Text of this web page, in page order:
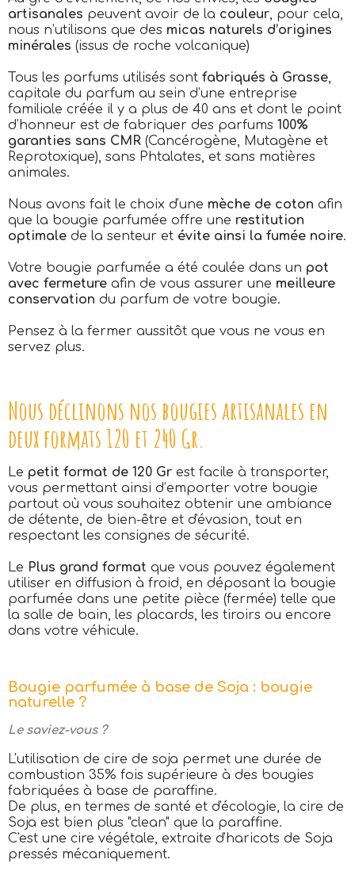
artisanales peuvent avoir de la couleur, pour cela,
nous n’utilisons que des micas naturels d’origines
minérales (issus de roche volcanique)
Tous les parfums utilisés sont fabriqués à Grasse,
capitale du parfum au sein d’une entreprise
familiale créée il y a plus de 40 ans et dont le point
d’honneur est de fabriquer des parfums 100%
garanties sans CMR (Cancérogène, Mutagène et
Reprotoxique), sans Phtalates, et sans matières
animales.
Nous avons fait le choix d'une mèche de coton afin
que la bougie parfumée offre une restitution
optimale de la senteur et évite ainsi la fumée noire.
Votre bougie parfumée a été coulée dans un pot
avec fermeture afin de vous assurer une meilleure
conservation du parfum de votre bougie.
Pensez à la fermer aussitôt que vous ne vous en
servez plus.
Nous déclinons nos bougies artisanales en
deux formats 120 et 240 Gr.
Le petit format de 120 Gr est facile à transporter,
vous permettant ainsi d’emporter votre bougie
partout où vous souhaitez obtenir une ambiance
de détente, de bien-être et d'évasion, tout en
respectant les consignes de sécurité.
Le Plus grand format que vous pouvez également
utiliser en diffusion à froid, en déposant la bougie
parfumée dans une petite pièce (fermée) telle que
la salle de bain, les placards, les tiroirs ou encore
dans votre véhicule.
Bougie parfumée à base de Soja : bougie
naturelle ?
Le saviez-vous ?
L'utilisation de cire de soja permet une durée de
combustion 35% fois supérieure à des bougies
fabriquées à base de paraffine.
De plus, en termes de santé et d'écologie, la cire de
Soja est bien plus "clean" que la paraffine.
C'est une cire végétale, extraite d'haricots de Soja
pressés mécaniquement.